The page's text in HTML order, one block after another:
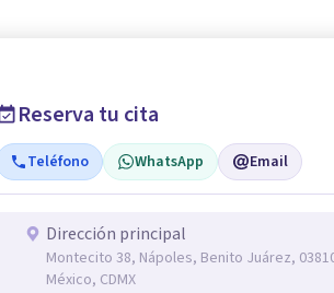
Reserva tu cita
Teléfono WhatsApp Email
Dirección principal
Montecito 38, Nápoles, Benito Juárez,
México, CDMX